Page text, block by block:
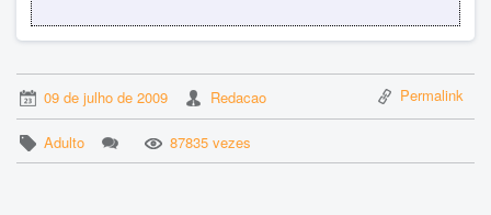
09 de julho de 2009 Redacao Permalink
Adulto 87835 vezes